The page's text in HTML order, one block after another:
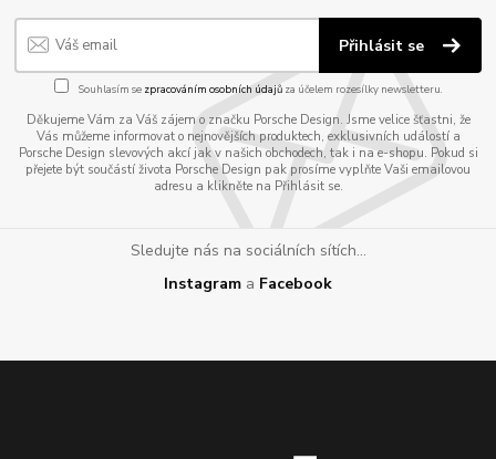
Přihlásit se
Souhlasím se zpracováním osobních údajůza účelem rozesílky newsletteru.
Děkujeme Vám za Váš zájem o značku Porsche Design. Jsme velice šťastni, že
Vás můžeme informovat o nejnovějších produktech, exklusivních událostí a
Porsche Design slevových akcí jak v našich obchodech, tak i na e-shopu. Pokud si
přejete být součástí života Porsche Design pak prosíme vyplňte Vaši emailovou
adresu a klikněte na Přihlásit se.
Sledujte nás na sociálních sítích...
Instagram a Facebook